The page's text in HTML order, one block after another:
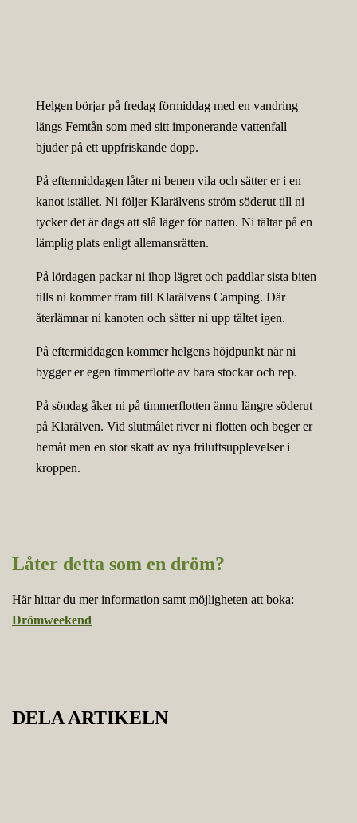
Helgen börjar på fredag förmiddag med en vandring
längs Femtån som med sitt imponerande vattenfall
bjuder på ett uppfriskande dopp.
På eftermiddagen låter ni benen vila och sätter er i en
kanot istället. Ni följer Klarälvens ström söderut till ni
tycker det är dags att slå läger för natten. Ni tältar på en
lämplig plats enligt allemansrätten.
På lördagen packar ni ihop lägret och paddlar sista biten
tills ni kommer fram till Klarälvens Camping. Där
återlämnar ni kanoten och sätter ni upp tältet igen.
På eftermiddagen kommer helgens höjdpunkt när ni
bygger er egen timmerflotte av bara stockar och rep.
På söndag åker ni på timmerflotten ännu längre söderut
på Klarälven. Vid slutmålet river ni flotten och beger er
hemåt men en stor skatt av nya friluftsupplevelser i
kroppen.
Låter detta som en dröm?
Här hittar du mer information samt möjligheten att boka:
Drömweekend
DELA ARTIKELN